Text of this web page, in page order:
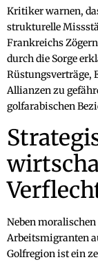
Kritiker warnen,
strukturelle
Frankreichs
durch die Sorge
Rüstungsverträge,
Allianzen zu
golfarabischen
Neben
Arbeitsmigranten
Golfregion ist ein